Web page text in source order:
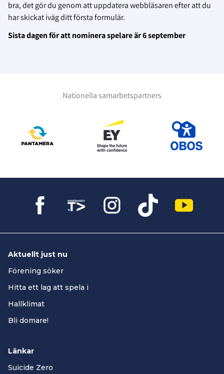
bra, det gör du genom att uppdatera webbläsaren efter att du
har skickat iväg ditt första formulär.
Sista dagen för att nominera spelare är 6 september
Nationella samarbetspartners
Aktuellt just nu
Förening söker
Hitta ett lag att spela i
Hallklimat
Bli domare!
Länkar
Suicide Zero